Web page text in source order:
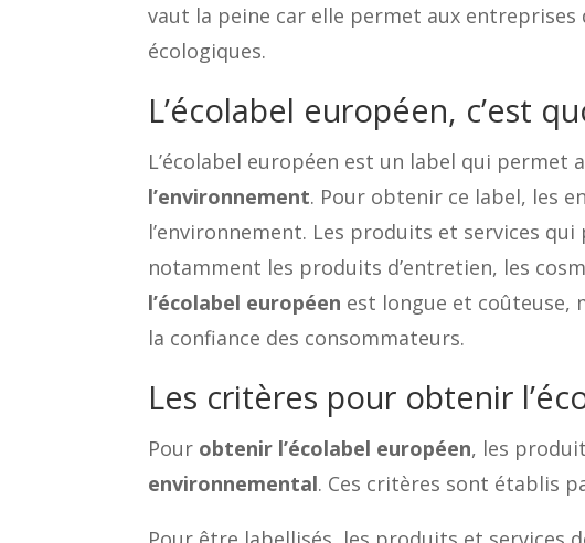
vaut la peine car elle permet aux
écologiques.
L’écolabel européen, c’est
L’écolabel européen est un label qui
l’environnement. Pour obtenir ce label, les
l’environnement. Les produits et services
notamment les produits d’entretien, les
l’écolabel européen est longue et coûteuse,
la confiance des consommateurs.
Les critères pour obtenir
Pour obtenir l’écolabel européen, les
environnemental. Ces critères sont établis